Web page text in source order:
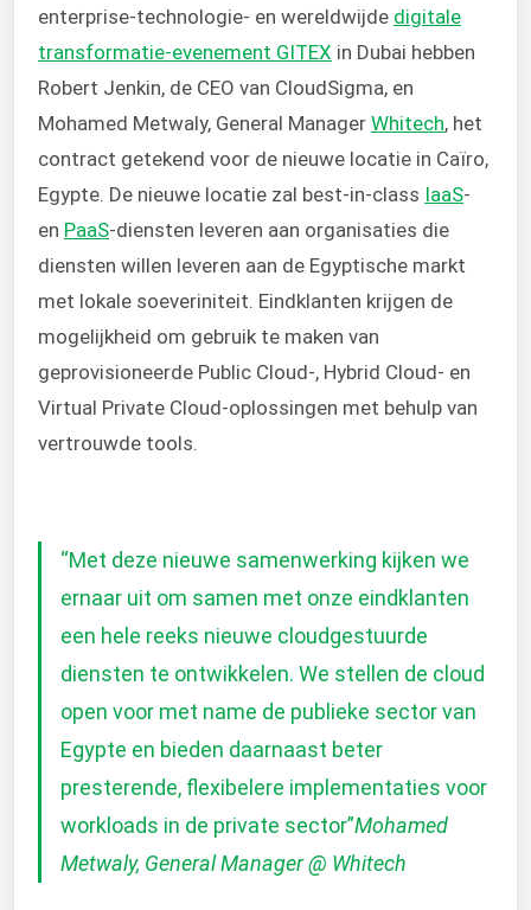
enterprise-technologie- en wereldwijde digitale
transformatie-evenement GITEX in Dubai hebben
Robert Jenkin, de CEO van CloudSigma, en
Mohamed Metwaly, General Manager Whitech, het
contract getekend voor de nieuwe locatie in Caïro,
Egypte. De nieuwe locatie zal best-in-class IaaS-
en PaaS-diensten leveren aan organisaties die
diensten willen leveren aan de Egyptische markt
met lokale soeveriniteit. Eindklanten krijgen de
mogelijkheid om gebruik te maken van
geprovisioneerde Public Cloud-, Hybrid Cloud- en
Virtual Private Cloud-oplossingen met behulp van
vertrouwde tools.
“Met deze nieuwe samenwerking kijken we
ernaar uit om samen met onze eindklanten
een hele reeks nieuwe cloudgestuurde
diensten te ontwikkelen. We stellen de cloud
open voor met name de publieke sector van
Egypte en bieden daarnaast beter
presterende, flexibelere implementaties voor
workloads in de private sector”Mohamed
Metwaly, General Manager @ Whitech